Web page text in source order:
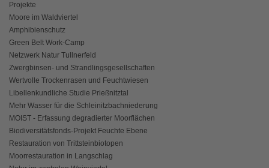
Projekte
Moore im Waldviertel
Amphibienschutz
Green Belt Work-Camp
Netzwerk Natur Tullnerfeld
Zwergbinsen- und Strandlingsgesellschaften
Wertvolle Trockenrasen und Feuchtwiesen
Libellenkundliche Studie Prießnitztal
Mehr Wasser für die Schleinitzbachniederung
MOIST - Erfassung degradierter Moorflächen
Biodiversitätsfonds-Projekt Feuchte Ebene
Restauration von Trittsteinbiotopen
Moorrestauration in Langschlag